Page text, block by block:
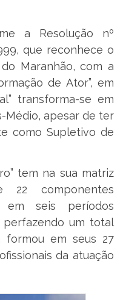
a Resolução nº
que reconhece o
Maranhão, com a
de Ator”, em
transforma-se em
Médio, apesar de ter
como Supletivo de
tem na sua matriz
componentes
em seis períodos
um total
formou em seus 27
da atuação